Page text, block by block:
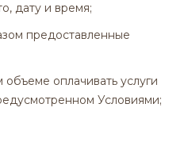
дату и время;
предоставленные
оплачивать услуги
Условиями;